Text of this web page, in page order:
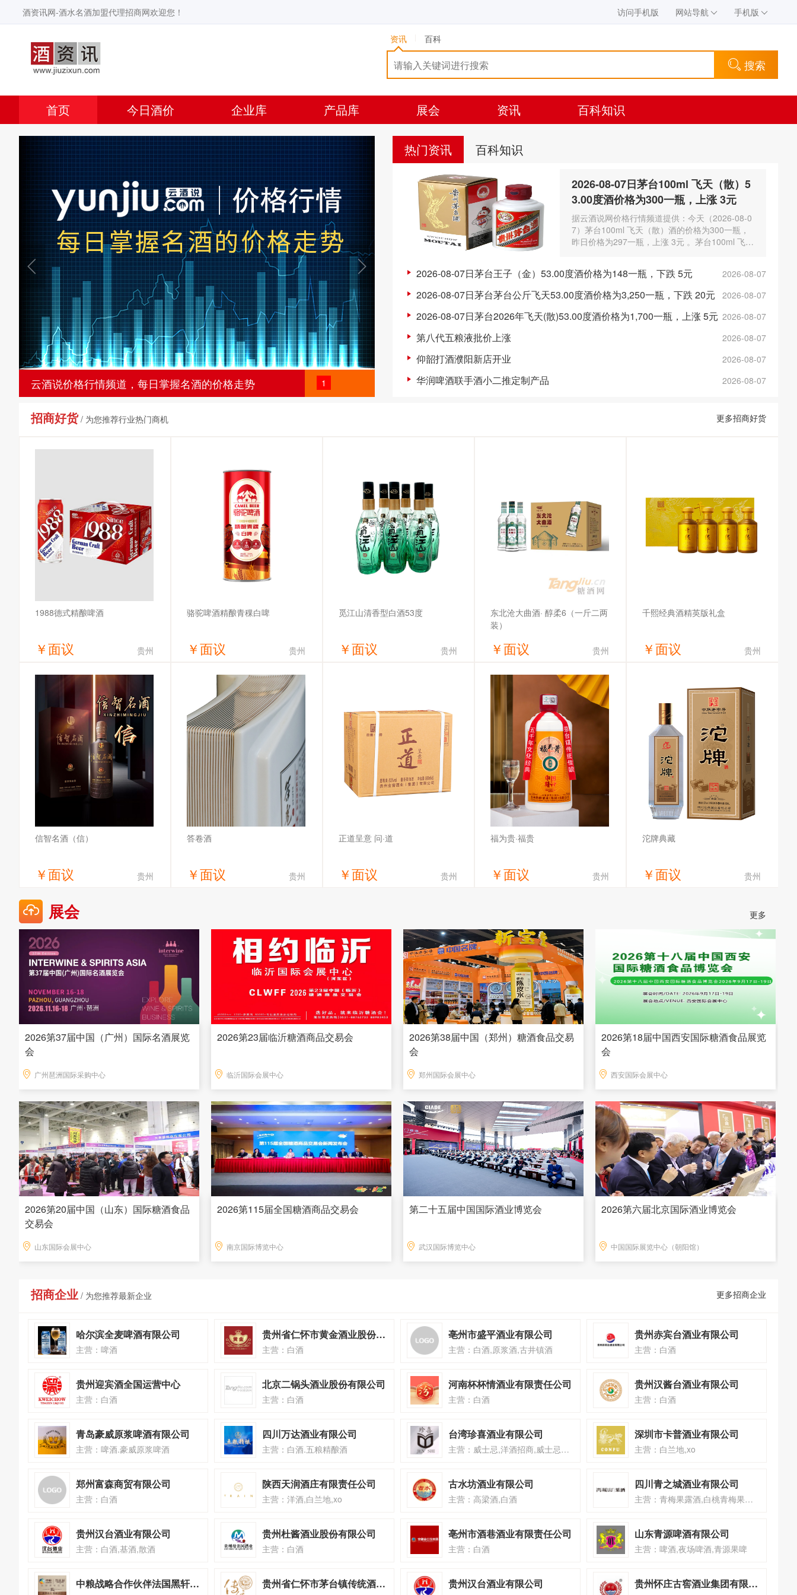
酒资讯网-酒水名酒加盟代理招商网欢迎您！ 访问手机版 网站导航 手机版
资讯 百科
搜索
首页 今日酒价 企业库 产品库 展会 资讯 百科知识
1
云酒说价格行情频道，每日掌握名酒的价格走势
热门资讯 百科知识
2026-08-07日茅台100ml 飞天（散）5
3.00度酒价格为300一瓶，上涨 3元
据云酒说网价格行情频道提供：今天（2026-08-0
7）茅台100ml 飞天（散）酒的价格为300一瓶，
昨日价格为297一瓶，上涨 3元 。茅台100ml 飞天
2026-08-07
2026-08-07日茅台王子（金）53.00度酒价格为148一瓶，下跌 5元
2026-08-07
2026-08-07日茅台茅台公斤飞天53.00度酒价格为3,250一瓶，下跌 20元
2026-08-07
2026-08-07日茅台2026年飞天(散)53.00度酒价格为1,700一瓶，上涨 5元
2026-08-07
第八代五粮液批价上涨
2026-08-07
仰韶打酒濮阳新店开业
2026-08-07
华润啤酒联手酒小二推定制产品
招商好货/ 为您推荐行业热门商机 更多招商好货
1988德式精酿啤酒
￥面议 贵州
获取底价
哈尔滨全麦啤酒有限公司
骆驼啤酒精酿青稞白啤
￥面议 贵州
获取底价
骆驼啤酒（安徽）有限责任公司
觅江山清香型白酒53度
￥面议 贵州
东北沧大曲酒· 醇柔6（一斤二两
装）
￥面议 贵州
获取底价
吉林省东北沧酒业有限公司
千熙经典酒精英版礼盒
￥面议 贵州
千熙酒业集团
信智名酒（信）
￥面议 贵州
贵州省仁怀市信智酒业有限公司
答卷酒
￥面议 贵州
正道呈意 问·道
￥面议 贵州
福为贵·福贵
￥面议 贵州
沱牌典藏
￥面议 贵州
展会 更多
2026第37届中国（广州）国际名酒展览
会
广州琶洲国际采购中心
2026第23届临沂糖酒商品交易会
临沂国际会展中心
2026第38届中国（郑州）糖酒食品交易
会
郑州国际会展中心
2026第18届中国西安国际糖酒食品展览
会
西安国际会展中心
2026第20届中国（山东）国际糖酒食品
交易会
山东国际会展中心
2026第115届全国糖酒商品交易会
南京国际博览中心
第二十五届中国国际酒业博览会
武汉国际博览中心
2026第六届北京国际酒业博览会
中国国际展览中心（朝阳馆）
招商企业 / 为您推荐最新企业 更多招商企业
哈尔滨全麦啤酒有限公司
主营：啤酒
贵州省仁怀市黄金酒业股份有限公司
主营：白酒
亳州市盛平酒业有限公司
主营：白酒,原浆酒,古井镇酒
贵州赤宾台酒业有限公司
主营：白酒
贵州迎宾酒全国运营中心
主营：白酒
北京二锅头酒业股份有限公司
主营：白酒
河南杯杯情酒业有限责任公司
主营：白酒
贵州汉酱台酒业有限公司
主营：白酒
青岛豪威原浆啤酒有限公司
主营：啤酒.豪威原浆啤酒
四川万达酒业有限公司
主营：白酒.五粮精酿酒
台湾珍喜酒业有限公司
主营：威士忌,洋酒招商,威士忌招商
深圳市卡普酒业有限公司
主营：白兰地,xo
郑州富森商贸有限公司
主营：白酒
陕西天润酒庄有限责任公司
主营：洋酒,白兰地,xo
古水坊酒业有限公司
主营：高梁酒,白酒
四川青之城酒业有限公司
主营：青梅果露酒,白桃青梅果露酒,橙皮青梅果露酒
贵州汉台酒业有限公司
主营：白酒,基酒,散酒
贵州杜酱酒业股份有限公司
主营：白酒
亳州市酒巷酒业有限责任公司
主营：白酒
山东青源啤酒有限公司
主营：啤酒,夜场啤酒,青源果啤
中粮战略合作伙伴法国黑轩庄园 贵州省仁怀市茅台镇传统酒业有限公司 贵州汉台酒业有限公司 贵州怀庄古窖酒业集团有限公司